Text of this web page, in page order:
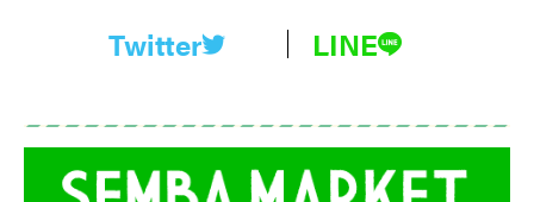
Twitter LINE